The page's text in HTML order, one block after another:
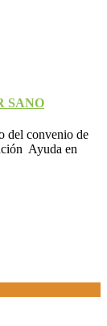
SANO
del convenio de
Ayuda en